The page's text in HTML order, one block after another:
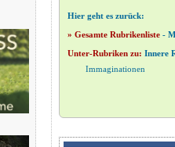
Hier geht es zurück:
» Gesamte Rubrikenliste -
Unter-Rubriken zu: Innere
Immaginationen